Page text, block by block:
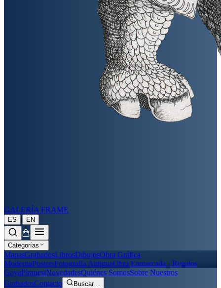
GALERÍA FRAME
ES | EN
Categorías
MapasGrabadosLibrosDibujosObra Gráfica
ModernaPostersFotografía AntiguaObra Enmarcada - Regalos
GoyaPiranesiNovedadesQuiénes SomosSobre Nuestros
GrabadosContacto Buscar…